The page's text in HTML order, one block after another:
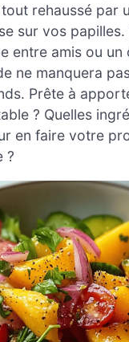
rehaussé par
sur vos
entre amis ou un
ne manquera
Prête à
? Quelles
en faire votre
?